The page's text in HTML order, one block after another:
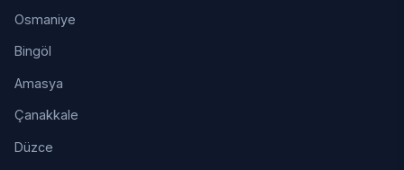
Osmaniye
Bingöl
Amasya
Çanakkale
Düzce